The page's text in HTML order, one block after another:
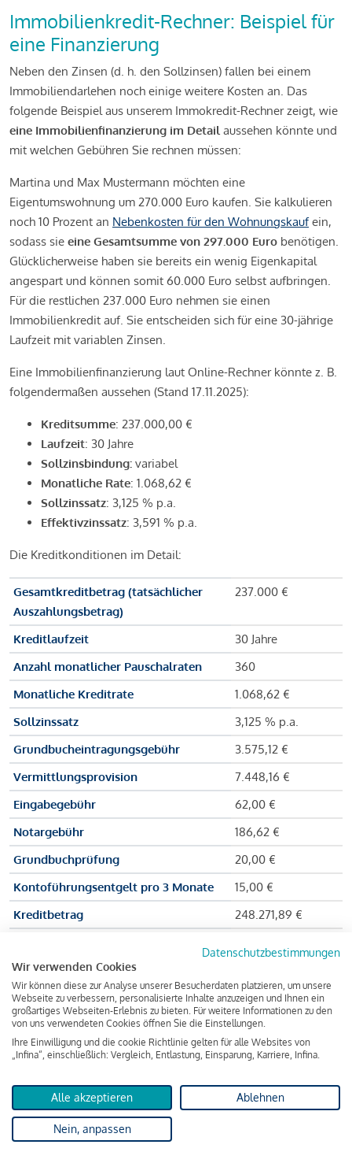
Immobilienkredit-Rechner: Beispiel für
eine Finanzierung
Neben den Zinsen (d. h. den Sollzinsen) fallen bei einem
Immobiliendarlehen noch einige weitere Kosten an. Das
folgende Beispiel aus unserem Immokredit-Rechner zeigt, wie
eine Immobilienfinanzierung im Detail aussehen könnte und
mit welchen Gebühren Sie rechnen müssen:
Martina und Max Mustermann möchten eine
Eigentumswohnung um 270.000 Euro kaufen. Sie kalkulieren
noch 10 Prozent an Nebenkosten für den Wohnungskaufein,
sodass sie eine Gesamtsumme von 297.000 Euro benötigen.
Glücklicherweise haben sie bereits ein wenig Eigenkapital
angespart und können somit 60.000 Euro selbst aufbringen.
Für die restlichen 237.000 Euro nehmen sie einen
Immobilienkredit auf. Sie entscheiden sich für eine 30-jährige
Laufzeit mit variablen Zinsen.
Eine Immobilienfinanzierung laut Online-Rechner könnte z. B.
folgendermaßen aussehen (Stand 17.11.2025):
Kreditsumme: 237.000,00 €
Laufzeit: 30 Jahre
Sollzinsbindung: variabel
Monatliche Rate: 1.068,62 €
Sollzinssatz: 3,125 % p.a.
Effektivzinssatz: 3,591 % p.a.
Die Kreditkonditionen im Detail:
Gesamtkreditbetrag (tatsächlicher
Auszahlungsbetrag)
237.000 €
Kreditlaufzeit
30 Jahre
Anzahl monatlicher Pauschalraten
360
Monatliche Kreditrate
1.068,62 €
Sollzinssatz
3,125 % p.a.
Grundbucheintragungsgebühr
3.575,12 €
Vermittlungsprovision
7.448,16 €
Eingabegebühr
62,00 €
Notargebühr
186,62 €
Grundbuchprüfung
20,00 €
Kontoführungsentgelt pro 3 Monate
15,00 €
Kreditbetrag
248.271,89 €
Zu zahlender Gesamtbetrag
Kreditvermittler
INFINA Credit
Broker GmbH
von 237.000 Euro ausgezahlt, um die Wohnung zu kaufen.
Darüber hinaus fallen aber noch einige Gebühren an (z. B. die
Grundbucheintragungsgebühr), sodass die Bank den
Datenschutzbestimmungen
Wir verwenden Cookies
Wir können diese zur Analyse unserer Besucherdaten platzieren, um unsere
Webseite zu verbessern, personalisierte Inhalte anzuzeigen und Ihnen ein
großartiges Webseiten-Erlebnis zu bieten. Für weitere Informationen zu den
von uns verwendeten Cookies öffnen Sie die Einstellungen.
Ihre Einwilligung und die cookie Richtlinie gelten für alle Websites von
„Infina“, einschließlich: Vergleich, Entlastung, Einsparung, Karriere, Infina.
Alle akzeptieren Ablehnen
Nein, anpassen